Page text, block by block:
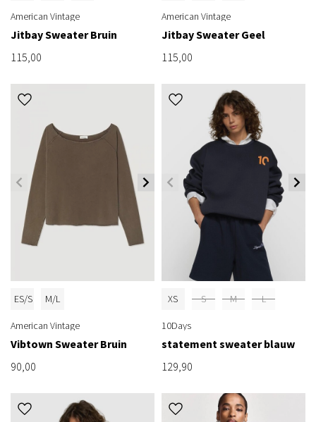
American Vintage
Jitbay Sweater Bruin
115,00
American Vintage
Jitbay Sweater Geel
115,00
ES/S M/L
American Vintage
Vibtown Sweater Bruin
90,00
XS S M L
10Days
statement sweater blauw
129,90